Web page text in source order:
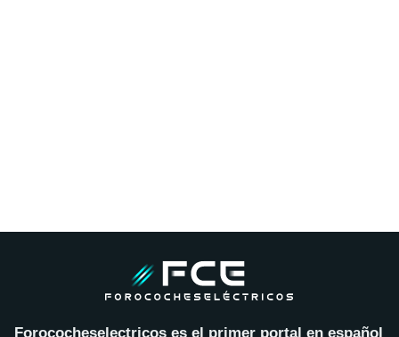
Forococheselectricos es el primer portal en español